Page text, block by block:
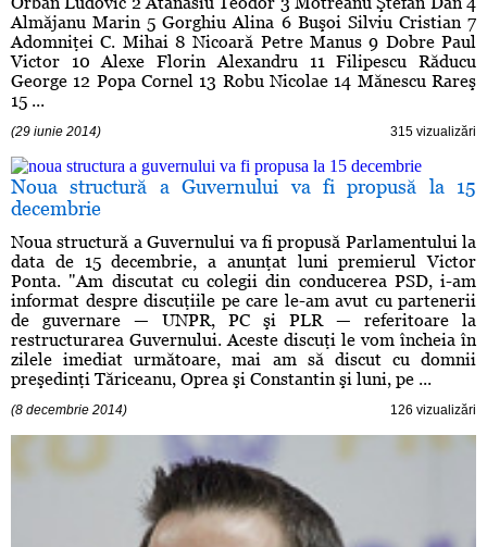
Almăjanu Marin 5 Gorghiu Alina 6 Buşoi Silviu Cristian 7
Adomniţei C. Mihai 8 Nicoară Petre Manus 9 Dobre Paul
Victor 10 Alexe Florin Alexandru 11 Filipescu Răducu
George 12 Popa Cornel 13 Robu Nicolae 14 Mănescu Rareş
15 ...
(29 iunie 2014) 315 vizualizări
Noua structură a Guvernului va fi propusă la 15
decembrie
Noua structură a Guvernului va fi propusă Parlamentului la
data de 15 decembrie, a anunţat luni premierul Victor
Ponta. "Am discutat cu colegii din conducerea PSD, i-am
informat despre discuţiile pe care le-am avut cu partenerii
de guvernare — UNPR, PC şi PLR — referitoare la
restructurarea Guvernului. Aceste discuţi le vom încheia în
zilele imediat următoare, mai am să discut cu domnii
preşedinţi Tăriceanu, Oprea şi Constantin şi luni, pe ...
(8 decembrie 2014) 126 vizualizări